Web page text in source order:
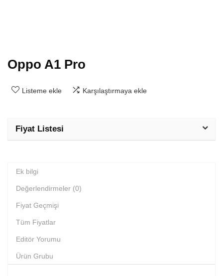
Oppo A1 Pro
Listeme ekle Karşılaştırmaya ekle
Fiyat Listesi
Ek bilgi
Değerlendirmeler (0)
Fiyat Geçmişi
Tüm Fiyatlar
Editör Yorumu
Ürün Grubu